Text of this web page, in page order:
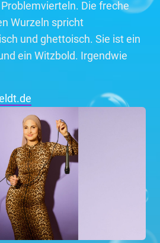
Die freche
Wurzeln spricht
und ghettoisch. Sie ist ein
ein Witzbold. Irgendwie